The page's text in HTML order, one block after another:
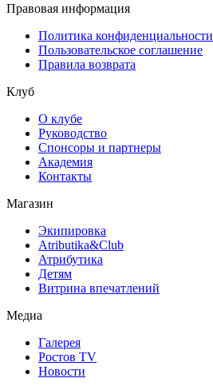
Правовая информация
Политика конфиденциальности
Пользовательское соглашение
Правила возврата
Клуб
О клубе
Руководство
Спонсоры и партнеры
Академия
Контакты
Магазин
Экипировка
Atributika&Club
Атрибутика
Детям
Витрина впечатлений
Медиа
Галерея
Ростов TV
Новости